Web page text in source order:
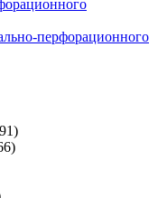
перфорационного